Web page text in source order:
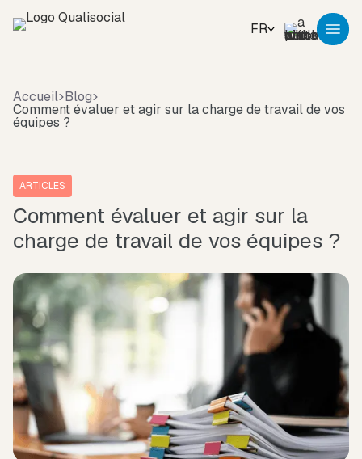
FR
Accueil Blog
Comment évaluer et agir sur la charge de travail de vos
équipes ?
ARTICLES
Comment évaluer et agir sur la
charge de travail de vos équipes ?